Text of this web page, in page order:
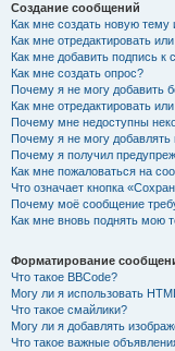
Создание сообщений
Как мне создать новую
Как мне отредактировать
Как мне добавить подпись
Как мне создать опрос?
Почему я не могу добавить
Как мне отредактировать
Почему мне недоступны
Почему я не могу добавлять
Почему я получил
Как мне пожаловаться на
Что означает кнопка
Почему моё сообщение
Как мне вновь поднять мою
Форматирование
Что такое BBCode?
Могу ли я использовать
Что такое смайлики?
Могу ли я добавлять
Что такое важные